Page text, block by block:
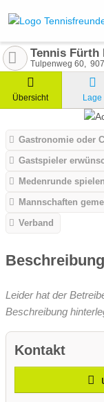
Tennis Fürth
Tulpenweg 60
Übersicht Lage
Gastronomie oder
Gastspieler
Medenrunde
Mannschaften
Verband
Leider hat der
Beschreibung
Kontakt